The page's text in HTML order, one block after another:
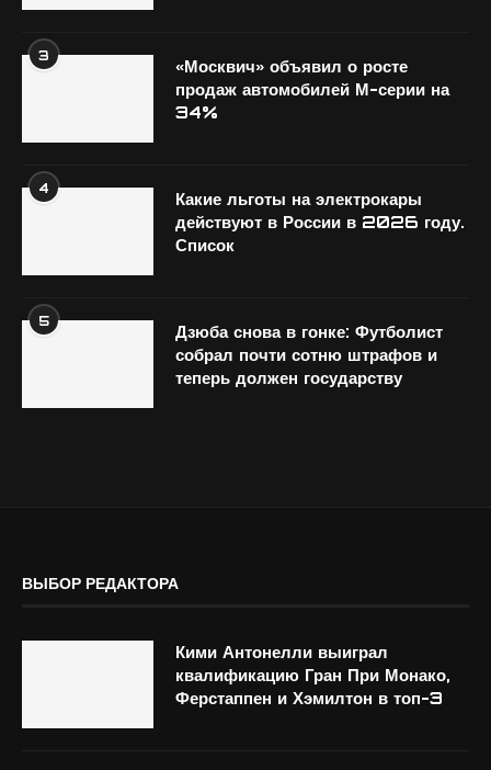
3
«Москвич» объявил о росте
продаж автомобилей М-серии на
34%
4
Какие льготы на электрокары
действуют в России в 2026 году.
Список
5
Дзюба снова в гонке: Футболист
собрал почти сотню штрафов и
теперь должен государству
ВЫБОР РЕДАКТОРА
Кими Антонелли выиграл
квалификацию Гран При Монако,
Ферстаппен и Хэмилтон в топ-3